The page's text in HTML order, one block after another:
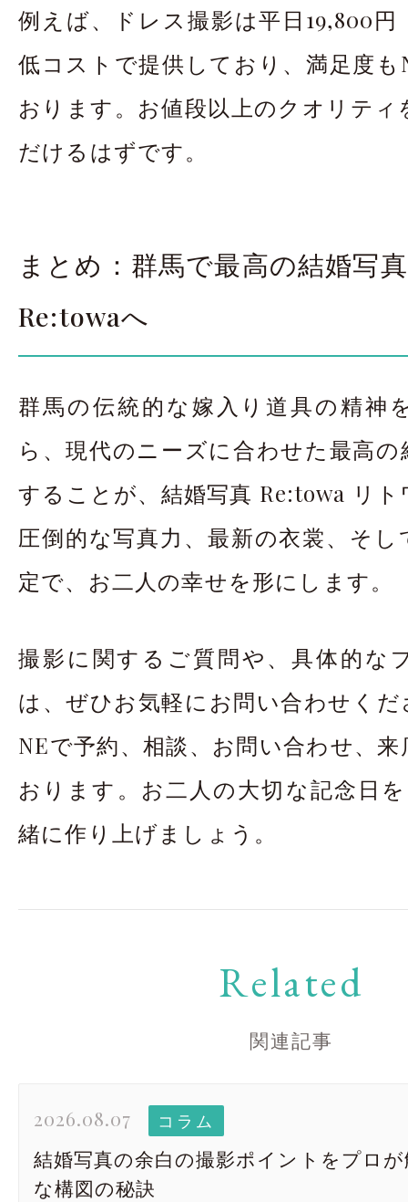
例えば、ドレス撮影は平日19,800円
低コストで提供しており、満足度も
おります。お値段以上のクオリティ
だけるはずです。
まとめ：群馬で最高の結婚写
Re:towaへ
群馬の伝統的な嫁入り道具の精神
ら、現代のニーズに合わせた最高
することが、結婚写真 Re:towa リ
圧倒的な写真力、最新の衣裳、そし
定で、お二人の幸せを形にします。
撮影に関するご質問や、具体的な
は、ぜひお気軽にお問い合わせく
NEで予約、相談、お問い合わせ、
おります。お二人の大切な記念日
緒に作り上げましょう。
Related
関連記事
2026.08.07 コラム
結婚写真の余白の撮影ポイントをプロ
な構図の秘訣